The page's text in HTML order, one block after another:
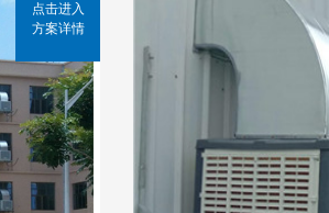
点击进入
方案详情